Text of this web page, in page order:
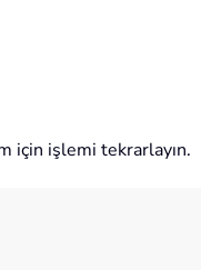
için işlemi tekrarlayın.